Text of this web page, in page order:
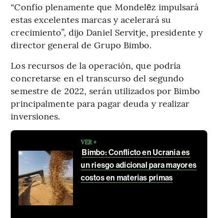
“Confío plenamente que Mondelēz impulsará
estas excelentes marcas y acelerará su
crecimiento”, dijo Daniel Servitje, presidente y
director general de Grupo Bimbo.
Los recursos de la operación, que podría
concretarse en el transcurso del segundo
semestre de 2022, serán utilizados por Bimbo
principalmente para pagar deuda y realizar
inversiones.
VER +
Bimbo: Conflicto en Ucrania es
un riesgo adicional para mayores
costos en materias primas